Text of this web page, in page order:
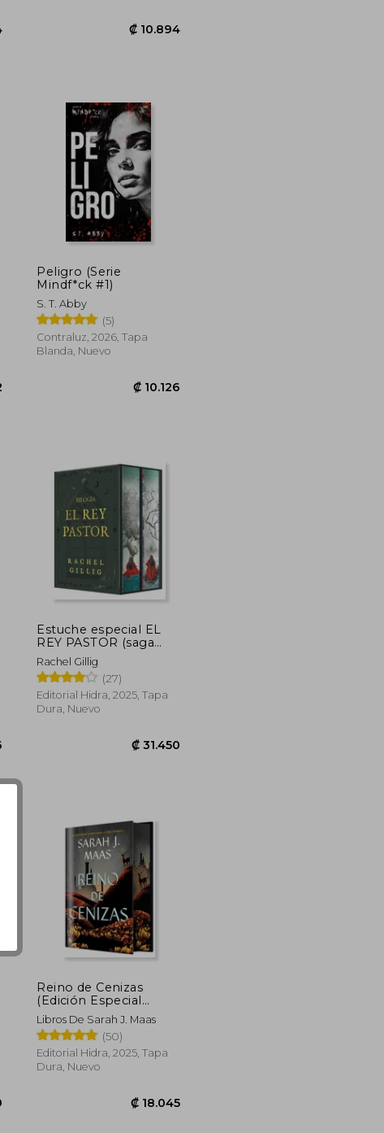
₡ 10.894
₡ 16.702
Peligro (Serie
Mindf*ck #1)
S. T. Abby
(5)
Contraluz, 2026, Tapa
Blanda, Nuevo
₡ 10.126
Estuche especial EL
REY PASTOR (saga
completa)
Rachel Gillig
(27)
Editorial Hidra, 2025, Tapa
Dura, Nuevo
Reino de Cenizas
(Edición Especial
Limitada) de Sarah j.
Maas(Editorial Hidra)
Libros De Sarah J. Maas
(50)
Editorial Hidra, 2025, Tapa
Dura, Nuevo